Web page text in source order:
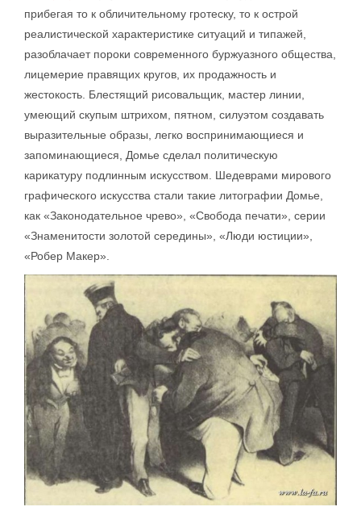
прибегая то к обличительному гротеску, то к острой
реалистической характеристике ситуаций и типажей,
разоблачает пороки современного буржуазного общества,
лицемерие правящих кругов, их продажность и
жестокость. Блестящий рисовальщик, мастер линии,
умеющий скупым штрихом, пятном, силуэтом создавать
выразительные образы, легко воспринимающиеся и
запоминающиеся, Домье сделал политическую
карикатуру подлинным искусством. Шедеврами мирового
графического искусства стали такие литографии Домье,
как «Законодательное чрево», «Свобода печати», серии
«Знаменитости золотой середины», «Люди юстиции»,
«Робер Макер».